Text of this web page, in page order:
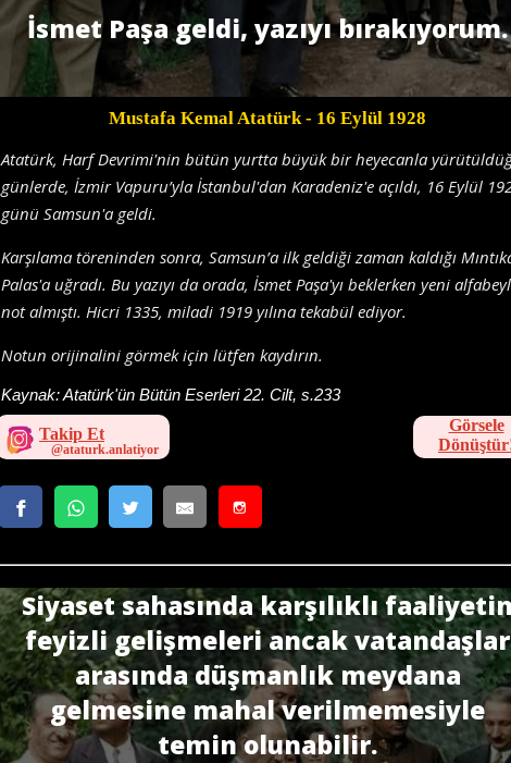
İsmet Paşa geldi, yazıyı bırakıyorum.
Mustafa Kemal Atatürk- 16 Eylül 1928
Atatürk, Harf Devrimi'nin bütün yurtta büyük bir heyecanla
günlerde, İzmir Vapuru’yla İstanbul'dan Karadeniz'e açıldı, 16 Eylül
günü Samsun'a geldi.
Karşılama töreninden sonra, Samsun’a ilk geldiği zaman kaldığı
Palas'a uğradı. Bu yazıyı da orada, İsmet Paşa'yı beklerken yeni
not almıştı. Hicri 1335, miladi 1919 yılına tekabül ediyor.
Notun orijinalini görmek için lütfen kaydırın.
Kaynak:Atatürk'ün Bütün Eserleri 22. Cilt, s.233
Takip Et
Görsele
Siyaset sahasında karşılıklı
feyizli gelişmeleri ancak vatandaşlar
arasında düşmanlık meydana
gelmesine mahal verilmemesiyle
temin olunabilir.